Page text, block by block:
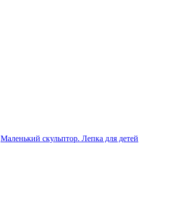
Маленький скульптор. Лепка для детей